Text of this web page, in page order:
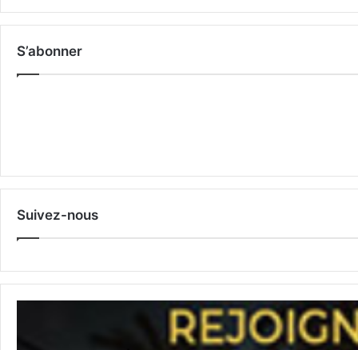
S’abonner
Suivez-nous